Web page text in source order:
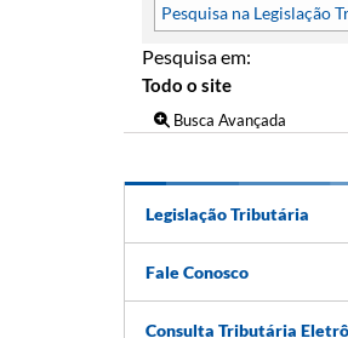
Pesquisa em:
Busca Avançada
Legislação Tributária
Fale Conosco
Consulta Tributária